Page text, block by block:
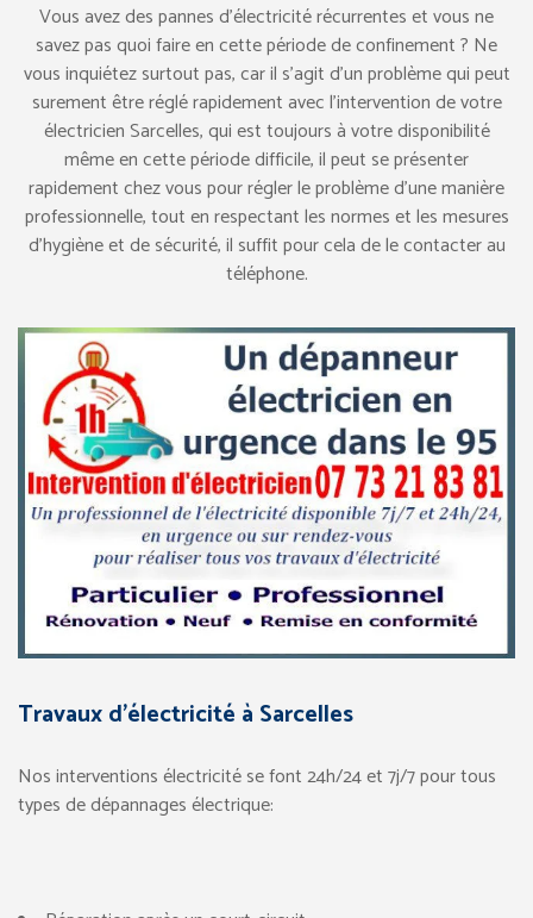
Vous avez des pannes d’électricité récurrentes et vous ne
savez pas quoi faire en cette période de confinement ? Ne
vous inquiétez surtout pas, car il s’agit d’un problème qui peut
surement être réglé rapidement avec l’intervention de votre
électricien Sarcelles, qui est toujours à votre disponibilité
même en cette période difficile, il peut se présenter
rapidement chez vous pour régler le problème d’une manière
professionnelle, tout en respectant les normes et les mesures
d’hygiène et de sécurité, il suffit pour cela de le contacter au
téléphone.
Travaux d’électricité à Sarcelles
Nos interventions électricité se font 24h/24 et 7j/7 pour tous
types de dépannages électrique: